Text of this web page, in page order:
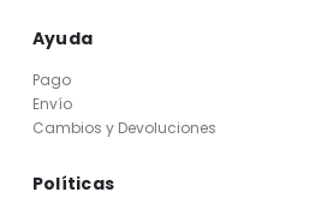
Ayuda
Pago
Envío
Cambios y Devoluciones
Políticas